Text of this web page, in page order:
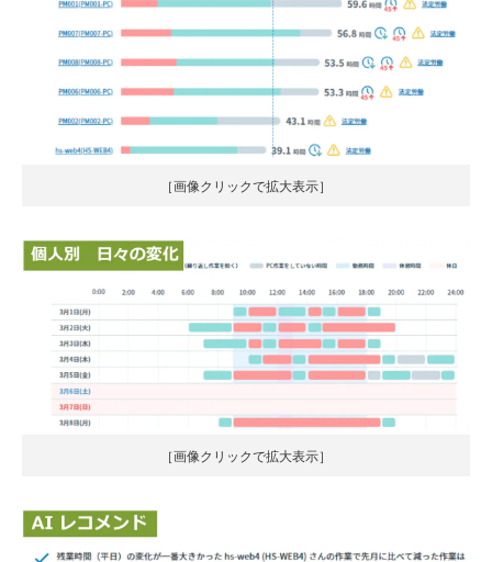
［画像クリックで拡大表示］
［画像クリックで拡大表示］